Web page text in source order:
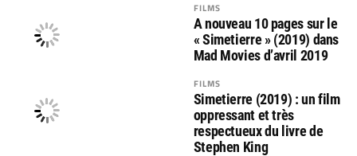
FILMS
A nouveau 10 pages sur le
« Simetierre » (2019) dans
Mad Movies d’avril 2019
FILMS
Simetierre (2019) : un film
oppressant et très
respectueux du livre de
Stephen King